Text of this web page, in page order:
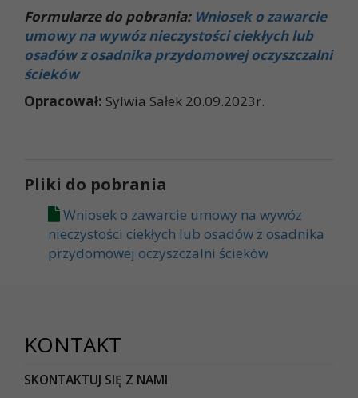
Formularze do pobrania: Wniosek o zawarcie
umowy na wywóz nieczystości ciekłych lub
osadów z osadnika przydomowej oczyszczalni
ścieków
Opracował: Sylwia Sałek 20.09.2023r.
Pliki do pobrania
Wniosek o zawarcie umowy na wywóz
nieczystości ciekłych lub osadów z osadnika
przydomowej oczyszczalni ścieków
KONTAKT
SKONTAKTUJ SIĘ Z NAMI